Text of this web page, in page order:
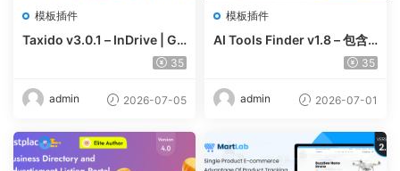
模板插件
Taxido v3.0.1 – InDrive | Gr
ab | Uber Clone | Taxi Book
ing | Parcel
35
admin 2026-07-05
模板插件
AI Tools Finder v1.8 – 包含
5000 多种工具、订阅、广告
录
35
admin 2026-07-01